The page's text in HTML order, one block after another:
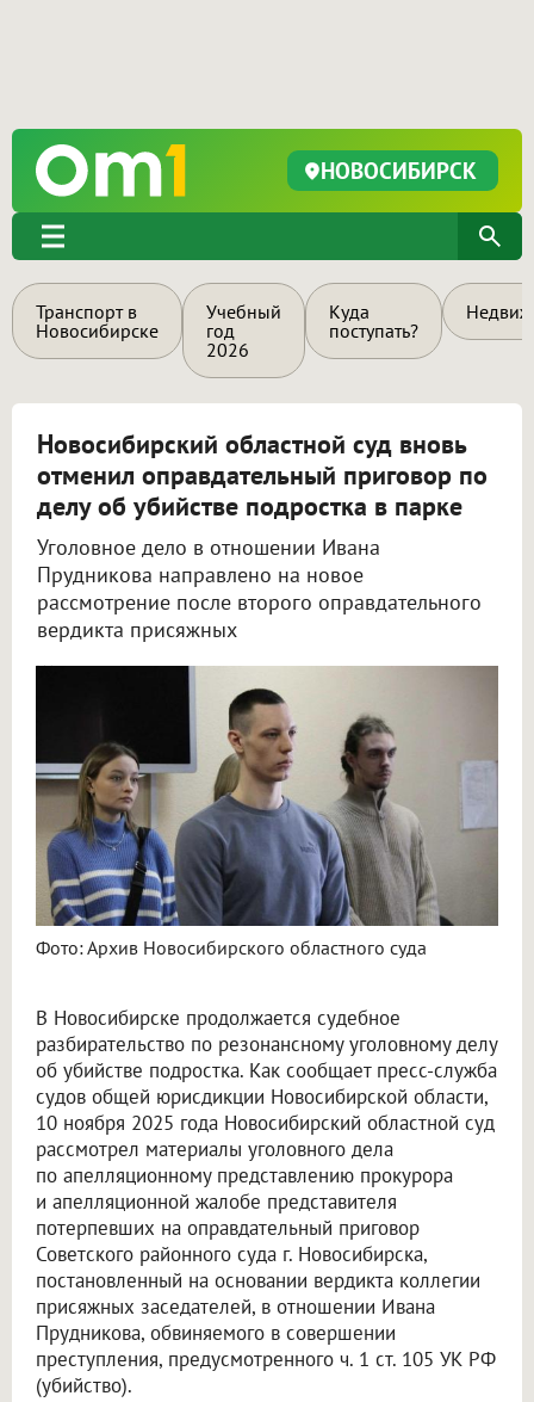
НОВОСИБИРСК
Транспорт в
Новосибирске
Учебный
год
2026
Куда
поступать?
Новосибирский областной суд вновь
отменил оправдательный приговор по
делу об убийстве подростка в парке
Уголовное дело в отношении Ивана
Прудникова направлено на новое
рассмотрение после второго оправдательного
вердикта присяжных
Фото: Архив Новосибирского областного суда
В Новосибирске продолжается судебное
разбирательство по резонансному уголовному делу
об убийстве подростка. Как сообщает пресс-служба
судов общей юрисдикции Новосибирской области,
10 ноября 2025 года Новосибирский областной суд
рассмотрел материалы уголовного дела
по апелляционному представлению прокурора
и апелляционной жалобе представителя
потерпевших на оправдательный приговор
Советского районного суда г. Новосибирска,
постановленный на основании вердикта коллегии
присяжных заседателей, в отношении Ивана
Прудникова, обвиняемого в совершении
преступления, предусмотренного ч. 1 ст. 105 УК РФ
(убийство).